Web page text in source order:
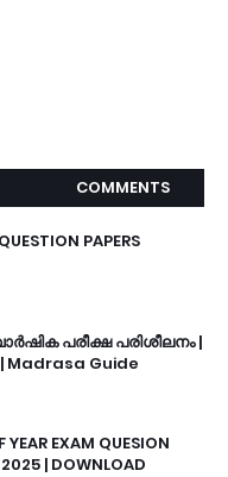
COMMENTS
PAPERS
പരീക്ഷ പരിശീലനം |
Madrasa Guide
YEAR EXAM QUESION
2025 | DOWNLOAD